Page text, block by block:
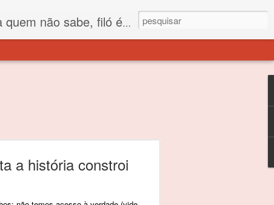
o propósito deste nome... Para viver em sociedade tem que ter saco de filó.
a história constroi